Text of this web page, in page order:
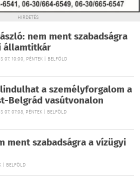
HIRDETÉS
nem ment szabadságra
államtitkár
07. 10:00, PÉNTEK | BELFÖLD
a személyforgalom a
Belgrád vasútvonalon
07. 07:08, PÉNTEK | BELFÖLD
ment szabadságra a vízügyi
| BELFÖLD